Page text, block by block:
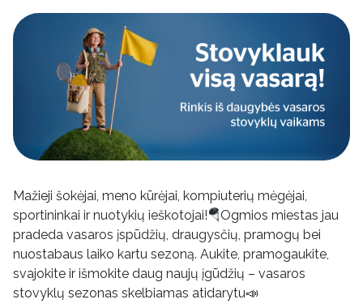
Mažieji šokėjai, meno kūrėjai, kompiuterių mėgėjai,
sportininkai ir nuotykių ieškotojai!🪂Ogmios miestas jau
pradeda vasaros įspūdžių, draugysčių, pramogų bei
nuostabaus laiko kartu sezoną. Aukite, pramogaukite,
svajokite ir išmokite daug naujų įgūdžių – vasaros
stovyklų sezonas skelbiamas atidarytu📣